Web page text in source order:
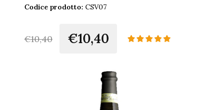
Codice prodotto: CSV07
€10,40 €10,40